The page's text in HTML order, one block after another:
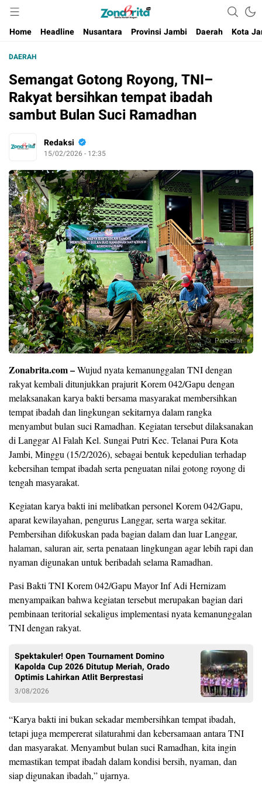
Berita Harian Negeri
Home
Headline Nusantara Provinsi Jambi Daerah Kota
DAERAH
Semangat Gotong Royong, TNI–
Rakyat bersihkan tempat ibadah
sambut Bulan Suci Ramadhan
Redaksi
15/02/2026 - 12:35
Perbesar
Zonabrita.com –Wujud nyata kemanunggalan TNI dengan
rakyat kembali ditunjukkan prajurit Korem 042/Gapu dengan
melaksanakan karya bakti bersama masyarakat membersihkan
tempat ibadah dan lingkungan sekitarnya dalam rangka
menyambut bulan suci Ramadhan. Kegiatan tersebut dilaksanakan
di Langgar Al Falah Kel. Sungai Putri Kec. Telanai Pura Kota
Jambi, Minggu (15/2/2026), sebagai bentuk kepedulian terhadap
kebersihan tempat ibadah serta penguatan nilai gotong royong di
tengah masyarakat.
Kegiatan karya bakti ini melibatkan personel Korem 042/Gapu,
aparat kewilayahan, pengurus Langgar, serta warga sekitar.
Pembersihan difokuskan pada bagian dalam dan luar Langgar,
halaman, saluran air, serta penataan lingkungan agar lebih rapi dan
nyaman digunakan untuk beribadah selama Ramadhan.
Pasi Bakti TNI Korem 042/Gapu Mayor Inf Adi Hernizam
menyampaikan bahwa kegiatan tersebut merupakan bagian dari
pembinaan teritorial sekaligus implementasi nyata kemanunggalan
TNI dengan rakyat.
Spektakuler! Open Tournament Domino
Kapolda Cup 2026 Ditutup Meriah, Orado
Optimis Lahirkan Atlit Berprestasi
3/08/2026
“Karya bakti ini bukan sekadar membersihkan tempat ibadah,
tetapi juga mempererat silaturahmi dan kebersamaan antara TNI
dan masyarakat. Menyambut bulan suci Ramadhan, kita ingin
memastikan tempat ibadah dalam kondisi bersih, nyaman, dan
siap digunakan ibadah,” ujarnya.